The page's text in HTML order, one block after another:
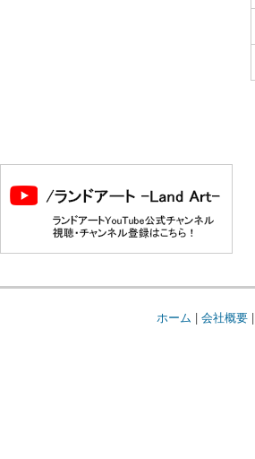
ホーム | 会社概要|